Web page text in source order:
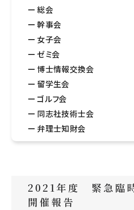
2021年度 緊急臨
開催報告
総会
幹事会
女子会
ゼミ会
博士情報交換会
留学生会
ゴルフ会
同志社技術士会
弁理士知財会